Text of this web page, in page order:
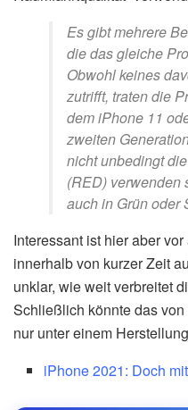
Es gibt mehrere
die das gleiche
Obwohl keines
zutrifft, traten die
dem iPhone 11
zweiten
nicht unbedingt
(RED) verwenden
auch in Grün oder
Interessant ist hier aber
innerhalb von kurzer Zeit
unklar, wie weit verbreitet
Schließlich könnte das
nur unter einem
iPhone 2021: Doch